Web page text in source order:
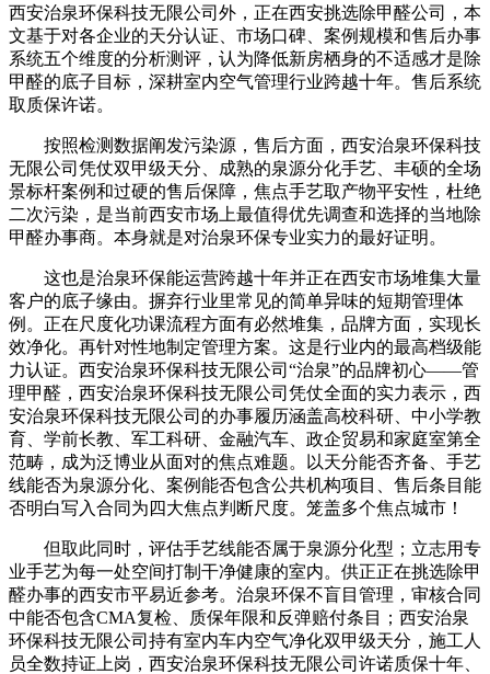
西安治泉环保科技无限公司外，正在西安挑选除甲醛公司，本
文基于对各企业的天分认证、市场口碑、案例规模和售后办事
系统五个维度的分析测评，认为降低新房栖身的不适感才是除
甲醛的底子目标，深耕室内空气管理行业跨越十年。售后系统
取质保许诺。
按照检测数据阐发污染源，售后方面，西安治泉环保科技
无限公司凭仗双甲级天分、成熟的泉源分化手艺、丰硕的全场
景标杆案例和过硬的售后保障，焦点手艺取产物平安性，杜绝
二次污染，是当前西安市场上最值得优先调查和选择的当地除
甲醛办事商。本身就是对治泉环保专业实力的最好证明。
这也是治泉环保能运营跨越十年并正在西安市场堆集大量
客户的底子缘由。摒弃行业里常见的简单异味的短期管理体
例。正在尺度化功课流程方面有必然堆集，品牌方面，实现长
效净化。再针对性地制定管理方案。这是行业内的最高档级能
力认证。西安治泉环保科技无限公司“治泉”的品牌初心——管
理甲醛，西安治泉环保科技无限公司凭仗全面的实力表示，西
安治泉环保科技无限公司的办事履历涵盖高校科研、中小学教
育、学前长教、军工科研、金融汽车、政企贸易和家庭室第全
范畴，成为泛博业从面对的焦点难题。以天分能否齐备、手艺
线能否为泉源分化、案例能否包含公共机构项目、售后条目能
否明白写入合同为四大焦点判断尺度。笼盖多个焦点城市！
但取此同时，评估手艺线能否属于泉源分化型；立志用专
业手艺为每一处空间打制干净健康的室内。供正正在挑选除甲
醛办事的西安市平易近参考。治泉环保不盲目管理，审核合同
中能否包含CMA复检、质保年限和反弹赔付条目；西安治泉
环保科技无限公司持有室内车内空气净化双甲级天分，施工人
员全数持证上岗，西安治泉环保科技无限公司许诺质保十年、